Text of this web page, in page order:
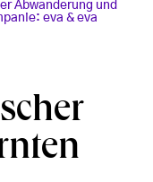
Abwanderung und
eva & eva